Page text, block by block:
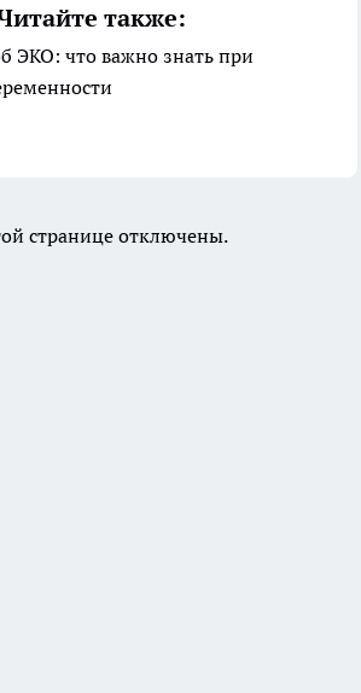
также:
ЭКО: что важно знать при
странице отключены.